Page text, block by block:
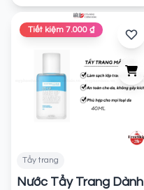
Tiết kiệm 7.000 ₫
Tẩy trang
Nước Tẩy Trang Dành